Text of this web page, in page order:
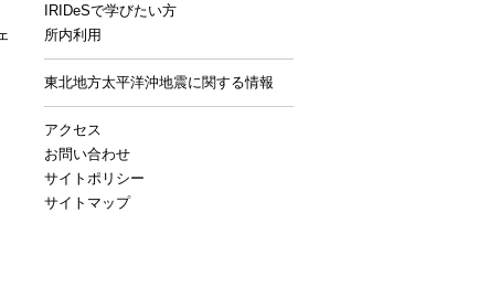
IRIDeSで学びたい方
所内利用
東北地方太平洋沖地震に関する情報
アクセス
お問い合わせ
サイトポリシー
サイトマップ